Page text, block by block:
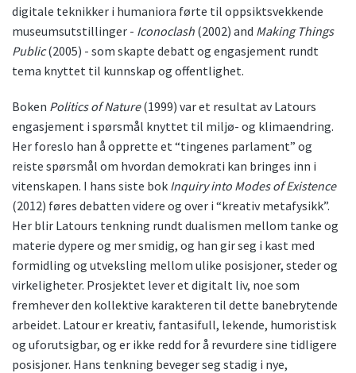
digitale teknikker i humaniora førte til oppsiktsvekkende
museumsutstillinger - Iconoclash (2002) and Making Things
Public(2005) - som skapte debatt og engasjement rundt
tema knyttet til kunnskap og offentlighet.
Boken Politics of Nature(1999) var et resultat av Latours
engasjement i spørsmål knyttet til miljø- og klimaendring.
Her foreslo han å opprette et “tingenes parlament” og
reiste spørsmål om hvordan demokrati kan bringes inn i
vitenskapen. I hans siste bok Inquiry into Modes of Existence
(2012) føres debatten videre og over i “kreativ metafysikk”.
Her blir Latours tenkning rundt dualismen mellom tanke og
materie dypere og mer smidig, og han gir seg i kast med
formidling og utveksling mellom ulike posisjoner, steder og
virkeligheter. Prosjektet lever et digitalt liv, noe som
fremhever den kollektive karakteren til dette banebrytende
arbeidet. Latour er kreativ, fantasifull, lekende, humoristisk
og uforutsigbar, og er ikke redd for å revurdere sine tidligere
posisjoner. Hans tenkning beveger seg stadig i nye,